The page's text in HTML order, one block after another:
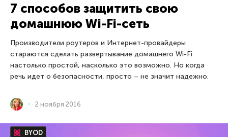
7 способов защитить свою
домашнюю Wi-Fi-сеть
Производители роутеров и Интернет-провайдеры
стараются сделать развертывание домашнего Wi-Fi
настолько простой, насколько это возможно. Но когда
речь идет о безопасности, просто – не значит надежно.
2 ноября 2016
BYOD